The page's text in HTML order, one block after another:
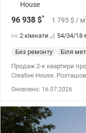
House
96 938 $* 1 795 $ / м
2 кімнати 54/34/18
Без ремонту Біля
Продаж 2-к квартири
Creative House.
valion.ua/1151571
Оновлено: 16.07.2026